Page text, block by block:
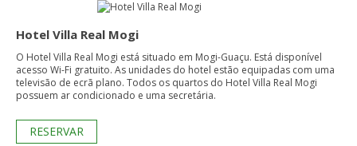
Hotel Villa Real Mogi
O Hotel Villa Real Mogi está situado em Mogi-Guaçu. Está disponível
acesso Wi-Fi gratuito. As unidades do hotel estão equipadas com uma
televisão de ecrã plano. Todos os quartos do Hotel Villa Real Mogi
possuem ar condicionado e uma secretária.
RESERVAR